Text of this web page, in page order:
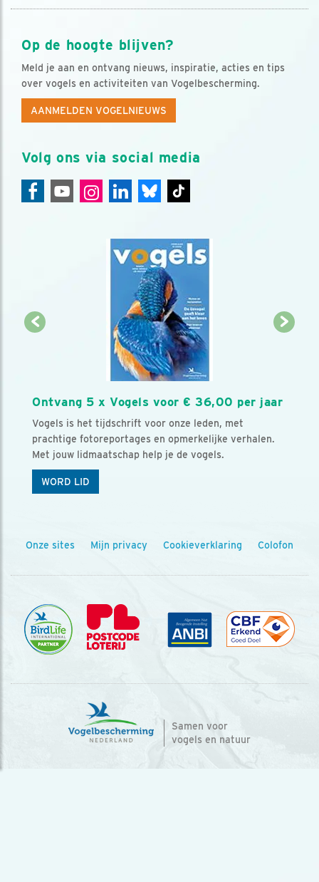
Op de hoogte blijven?
Meld je aan en ontvang nieuws, inspiratie, acties en tips
over vogels en activiteiten van Vogelbescherming.
AANMELDEN VOGELNIEUWS
Volg ons via social media
Ontvang 5 x Vogels voor € 36,00 per jaar
Vogels is het tijdschrift voor onze leden, met
prachtige fotoreportages en opmerkelijke verhalen.
Met jouw lidmaatschap help je de vogels.
WORD LID
Onze sites Mijn privacy Cookieverklaring Colofon
Samen voor
vogels en natuur